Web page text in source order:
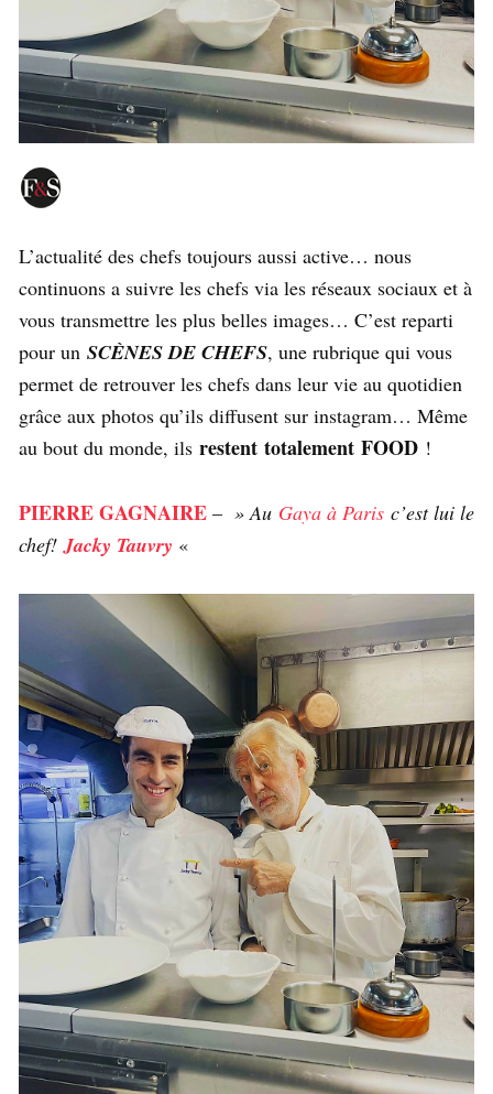
L’actualité des chefs toujours aussi active… nous
continuons a suivre les chefs via les réseaux sociaux et à
vous transmettre les plus belles images… C’est reparti
pour un SCÈNES DE CHEFS, une rubrique qui vous
permet de retrouver les chefs dans leur vie au quotidien
grâce aux photos qu’ils diffusent sur instagram… Même
au bout du monde, ils restent totalement FOOD !
PIERRE GAGNAIRE – » Au Gaya à Paris c’est lui le
chef! Jacky Tauvry «